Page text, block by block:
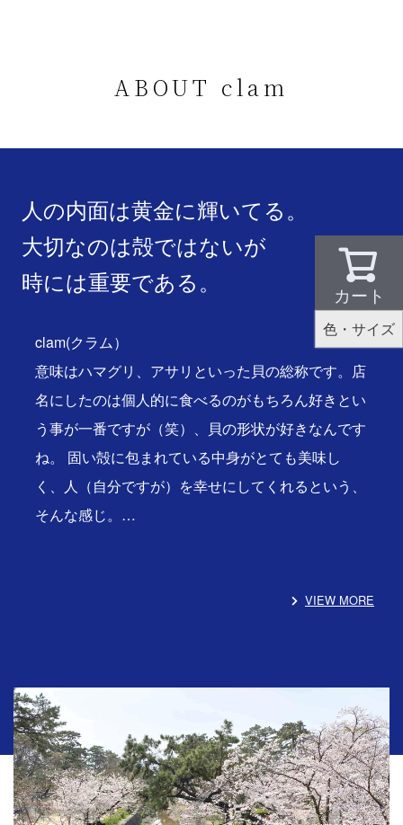
カート
色・サイズ
ABOUT clam
人の内面は黄金に輝いてる。
大切なのは殻ではないが
時には重要である。
clam(クラム）
意味はハマグリ、アサリといった貝の総称です。店
名にしたのは個人的に食べるのがもちろん好きとい
う事が一番ですが（笑）、貝の形状が好きなんです
ね。 固い殻に包まれている中身がとても美味し
く、人（自分ですが）を幸せにしてくれるという、
そんな感じ。…
VIEW MORE